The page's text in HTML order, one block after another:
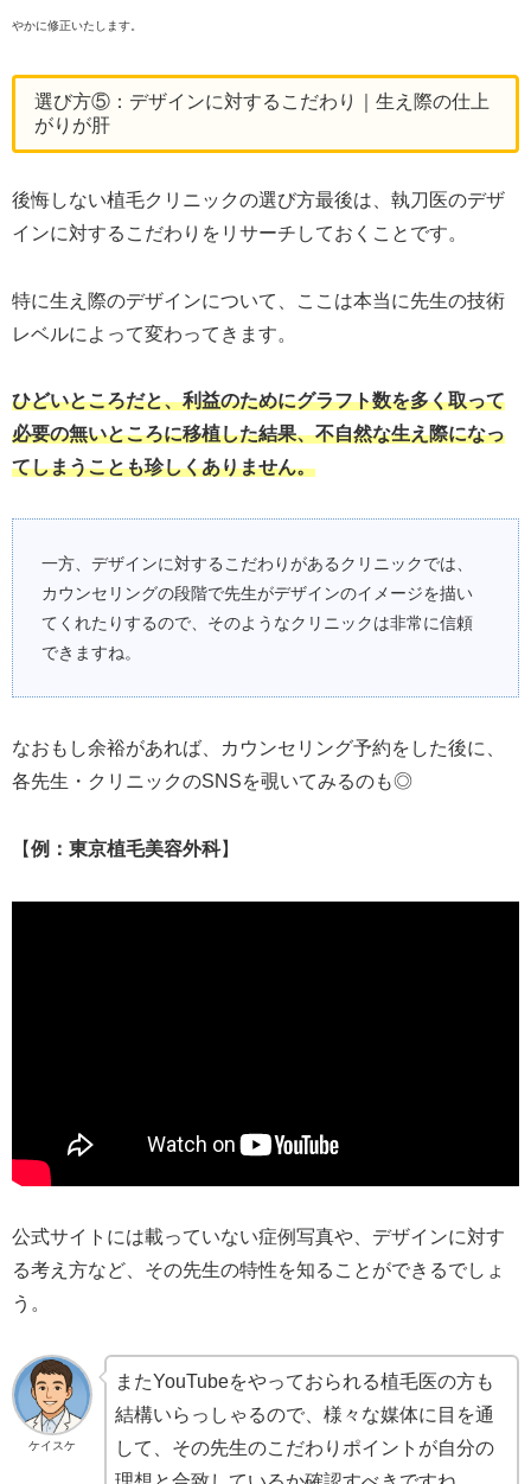
やかに修正いたします。
選び方⑤：デザインに対するこだわり｜生え際の仕上
がりが肝
後悔しない植毛クリニックの選び方最後は、執刀医のデザ
インに対するこだわりをリサーチしておくことです。
特に生え際のデザインについて、ここは本当に先生の技術
レベルによって変わってきます。
ひどいところだと、利益のためにグラフト数を多く取って
必要の無いところに移植した結果、不自然な生え際になっ
てしまうことも珍しくありません。
一方、デザインに対するこだわりがあるクリニックでは、
カウンセリングの段階で先生がデザインのイメージを描い
てくれたりするので、そのようなクリニックは非常に信頼
できますね。
なおもし余裕があれば、カウンセリング予約をした後に、
各先生・クリニックのSNSを覗いてみるのも◎
【例：東京植毛美容外科】
公式サイトには載っていない症例写真や、デザインに対す
る考え方など、その先生の特性を知ることができるでしょ
う。
ケイスケ
またYouTubeをやっておられる植毛医の方も
結構いらっしゃるので、様々な媒体に目を通
して、その先生のこだわりポイントが自分の